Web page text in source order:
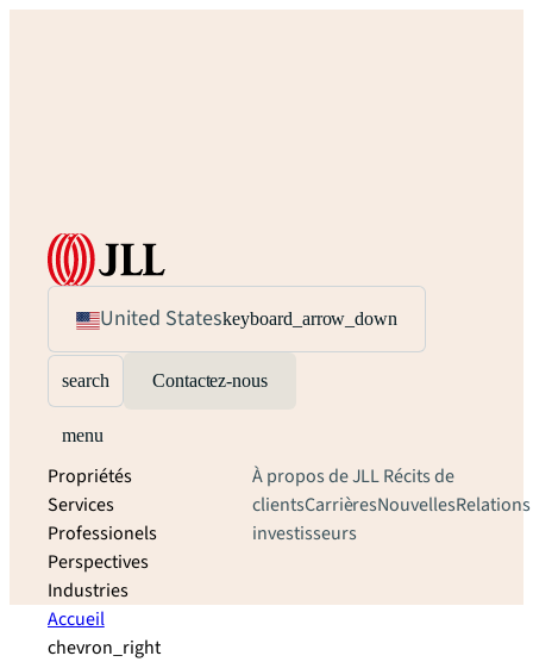
United Stateskeyboard_arrow_down
search Contactez-nous
menu
Propriétés
Services
Professionels
Perspectives
Industries
À propos de JLLRécits de
clientsCarrièresNouvellesRelations
investisseurs
Accueil
chevron_right